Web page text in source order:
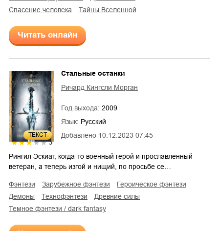
спасение человека
тайны Вселенной
Читать онлайн
ТЕКСТ
3
Добавлено 10.12.2023 07:45
Стальные останки
Ричард Кингсли Морган
Год выхода: 2009
Язык: Русский
Рингил Эскиат, когда-то военный герой и прославленный
ветеран, а теперь изгой и нищий, по просьбе се…
фэнтези зарубежное фэнтези
героическое фэнтези
демоны
технофэнтези
древние силы
темное фэнтези / dark fantasy